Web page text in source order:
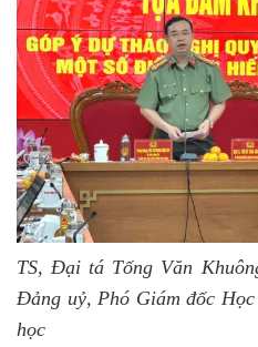
TS,Đại tá Tống Văn
Đảng uỷ, Phó Giám đốc
học